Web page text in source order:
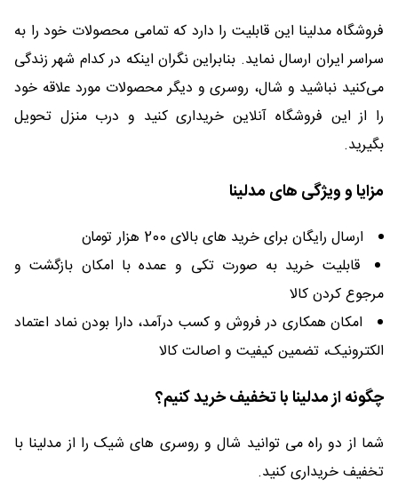
فروشگاه مدلینا این قابلیت را دارد که تمامی محصولات خود را به
سراسر ایران ارسال نماید. بنابراین نگران اینکه در کدام شهر زندگی
می‌کنید نباشید و شال، روسری و دیگر محصولات مورد علاقه خود
را از این فروشگاه آنلاین خریداری کنید و درب منزل تحویل
بگیرید.
مزایا و ویژگی های مدلینا
ارسال رایگان برای خرید های بالای 200 هزار تومان
قابلیت خرید به صورت تکی و عمده با امکان بازگشت و
مرجوع کردن کالا
امکان همکاری در فروش و کسب درآمد، دارا بودن نماد اعتماد
الکترونیک، تضمین کیفیت و اصالت کالا
چگونه از مدلینا با تخفیف خرید کنیم؟
شما از دو راه می توانید شال و روسری های شیک را از مدلینا با
تخفیف خریداری کنید.